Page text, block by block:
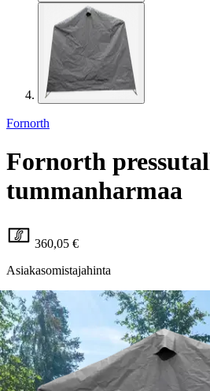
Fornorth
Fornorth
tummanharmaa
360,05 €
Asiakasomistajahinta
Hinta ilman S-Etukorttia: 379,00 €
Verkkokaupan hinta
Valitse toimitustapa
Nouto myymälästä